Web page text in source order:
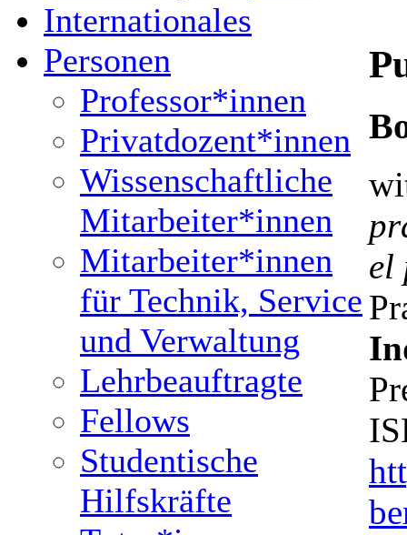
Internationales
Personen
Professor*innen
Privatdozent*innen
Wissenschaftliche
Mitarbeiter*innen
Mitarbeiter*innen
für Technik, Service
und Verwaltung
Lehrbeauftragte
Fellows
Studentische
Hilfskräfte
el